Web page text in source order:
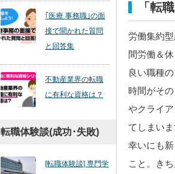
「転
労働集約
間労働＆
良い職種
時間がそ
やクライ
てしまいま
幸いにも
こと。き
｢医療 事務職｣の面
接で聞かれた質問
と回答集
不動産業界の転職
に有利な資格は？
転職体験談(成功･失敗)
[転職体験談] 専門学